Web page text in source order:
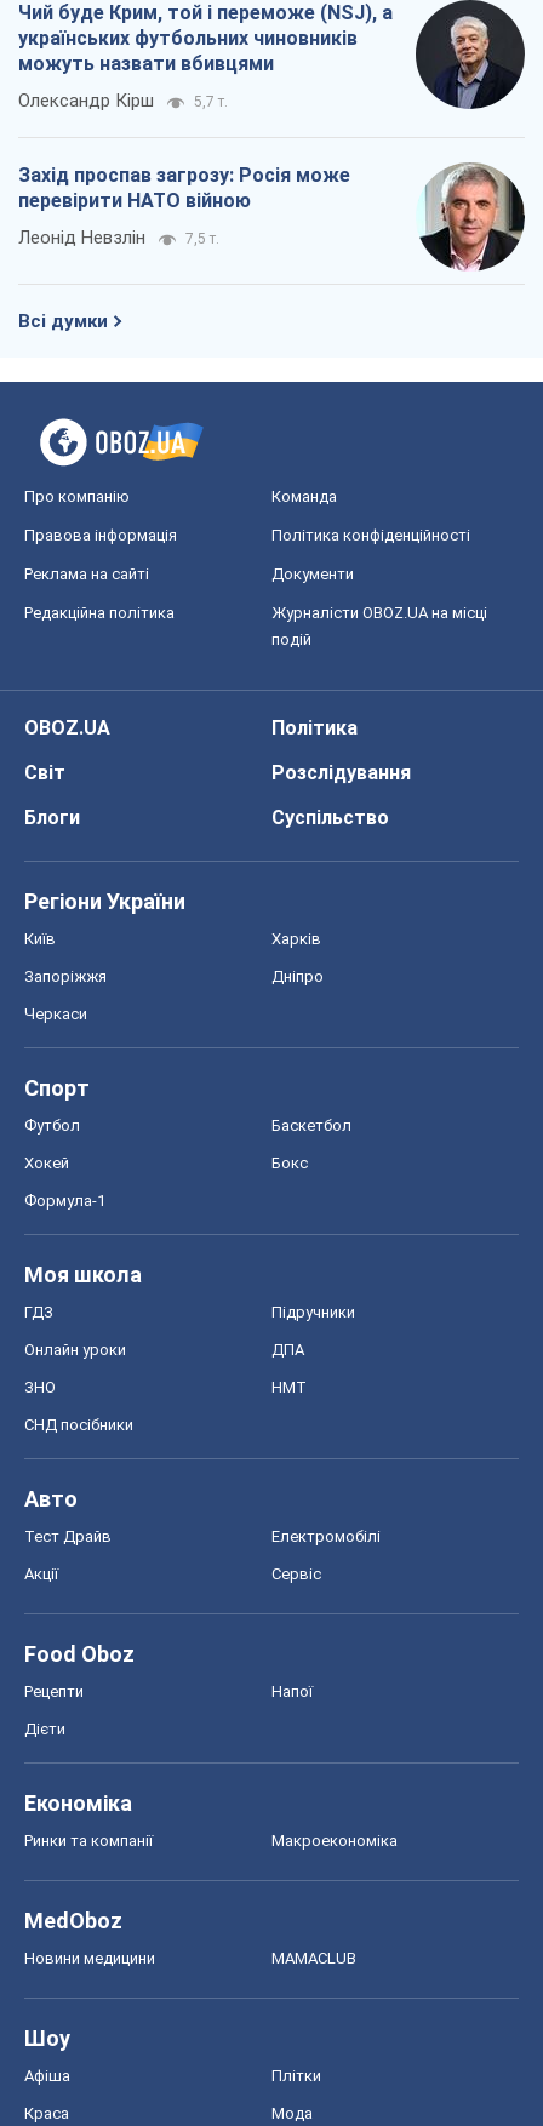
Чий буде Крим, той і переможе (NSJ), а
українських футбольних чиновників
можуть назвати вбивцями
Олександр Кірш 5,7 т.
Захід проспав загрозу: Росія може
перевірити НАТО війною
Леонід Невзлін 7,5 т.
Всі думки
Про компанію Команда
Правова інформація Політика конфіденційності
Реклама на сайті Документи
Редакційна політика
Журналісти OBOZ.UA на місці
подій
OBOZ.UA
Політика
Світ
Розслідування
Блоги
Суспільство
Регіони України
Київ Харків
Запоріжжя Дніпро
Черкаси
Спорт
Футбол Баскетбол
Хокей Бокс
Формула-1
Моя школа
ГДЗ Підручники
Онлайн уроки ДПА
ЗНО НМТ
СНД посібники
Авто
Тест Драйв Електромобілі
Акції Сервіс
Food Oboz
Рецепти Напої
Дієти
Економіка
Ринки та компанії Макроекономіка
MedOboz
Новини медицини MAMACLUB
Шоу
Афіша Плітки
Краса Мода